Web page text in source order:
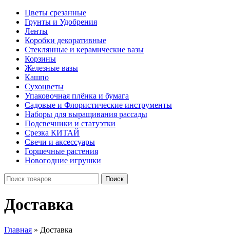
Цветы срезанные
Грунты и Удобрения
Ленты
Коробки декоративные
Стеклянные и керамические вазы
Корзины
Железные вазы
Кашпо
Сухоцветы
Упаковочная плёнка и бумага
Садовые и Флористические инструменты
Наборы для выращивания рассады
Подсвечники и статуэтки
Срезка КИТАЙ
Свечи и аксессуары
Горшечные растения
Новогодние игрушки
Поиск
Доставка
Главная » Доставка